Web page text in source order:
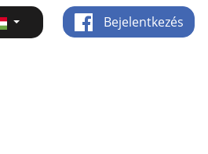
Bejelentkezés